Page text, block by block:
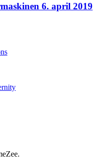
6. april 2019